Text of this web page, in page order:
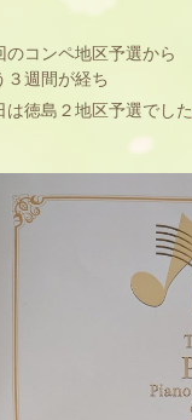
のコンペ地区予選から
３週間が経ち
は徳島２地区予選でした